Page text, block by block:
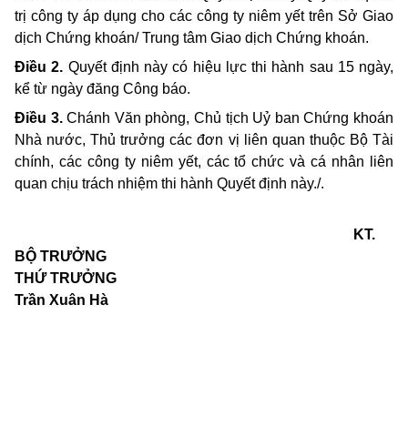
trị công ty áp dụng cho các công ty niêm yết trên Sở Giao
dịch Chứng khoán/ Trung tâm Giao dịch Chứng khoán.
Điều 2. Quyết định này có hiệu lực thi hành sau 15 ngày,
kể từ ngày đăng Công báo.
Điều 3.Chánh Văn phòng, Chủ tịch Uỷ ban Chứng khoán
Nhà nước, Thủ trưởng các đơn vị liên quan thuộc Bộ Tài
chính, các công ty niêm yết, các tổ chức và cá nhân liên
quan chịu trách nhiệm thi hành Quyết định này./.
KT.
BỘ TRƯỞNG
THỨ TRƯỞNG
Trần Xuân Hà